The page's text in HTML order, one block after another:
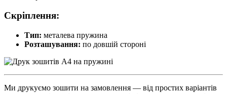
Скріплення:
Тип: металева пружина
Розташування: по довшій стороні
Ми друкуємо зошити на замовлення — від простих варіантів